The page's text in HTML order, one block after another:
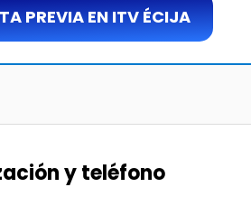
PREVIA EN ITV ÉCIJA
y teléfono